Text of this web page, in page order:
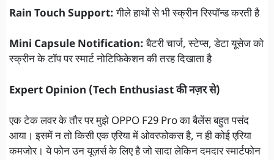
Rain Touch Support:गीले हाथों से भी स्क्रीन रिस्पॉन्ड करती है
Mini Capsule Notification:बैटरी चार्ज, स्टेप्स, डेटा यूसेज को
स्क्रीन के टॉप पर स्मार्ट नोटिफिकेशन की तरह दिखाता है
Expert Opinion (Tech Enthusiast की नज़र से)
एक टेक लवर के तौर पर मुझे OPPO F29 Pro का बैलेंस बहुत पसंद
आया। इसमें न तो किसी एक एरिया में ओवरफोकस है, न ही कोई एरिया
कमजोर। ये फोन उन यूज़र्स के लिए है जो सादा लेकिन दमदार स्मार्टफोन